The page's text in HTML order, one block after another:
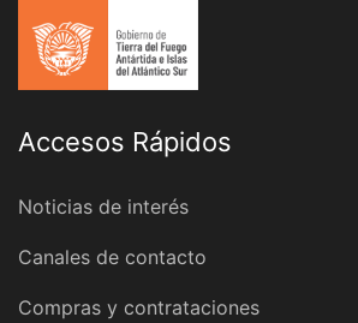
Accesos Rápidos
Noticias de interés
Canales de contacto
Compras y contrataciones